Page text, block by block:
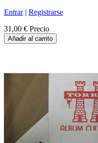
Entrar| Registrarse
31,00 € Precio
Añadir al carrito